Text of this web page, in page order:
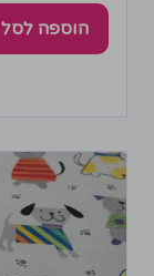
הוספה לסל